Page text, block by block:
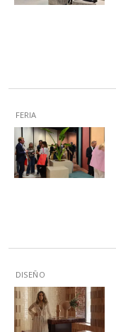
FERIA
DISEÑO